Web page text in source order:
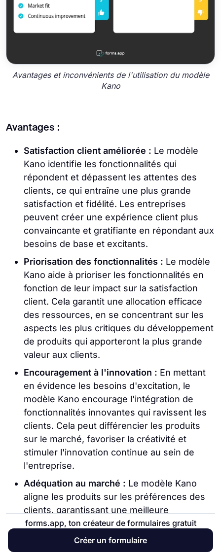
Avantages et inconvénients de l'utilisation du modèle
Kano
Avantages :
Satisfaction client améliorée : Le modèle
Kano identifie les fonctionnalités qui
répondent et dépassent les attentes des
clients, ce qui entraîne une plus grande
satisfaction et fidélité. Les entreprises
peuvent créer une expérience client plus
convaincante et gratifiante en répondant aux
besoins de base et excitants.
Priorisation des fonctionnalités : Le modèle
Kano aide à prioriser les fonctionnalités en
fonction de leur impact sur la satisfaction
client. Cela garantit une allocation efficace
des ressources, en se concentrant sur les
aspects les plus critiques du développement
de produits qui apporteront la plus grande
valeur aux clients.
Encouragement à l'innovation : En mettant
en évidence les besoins d'excitation, le
modèle Kano encourage l'intégration de
fonctionnalités innovantes qui ravissent les
clients. Cela peut différencier les produits
sur le marché, favoriser la créativité et
stimuler l'innovation continue au sein de
l'entreprise.
Adéquation au marché : Le modèle Kano
aligne les produits sur les préférences des
clients, garantissant une meilleure
adéquation au marché. Comprendre ce que
les clients apprécient le plus aide les
entreprises à créer des offres qui résonnent
forms.app, ton créateur de formulaires gratuit
Créer un formulaire